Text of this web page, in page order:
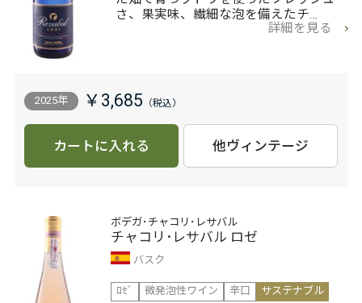
さ、果実味、繊細な泡を備えたチ…
詳細を見る
2025年 ￥3,685
カートに入れる 他ヴィンテージ
ボデガ･チャコリ･レサバル
チャコリ･レサバル ロゼ
バスク
ﾛｾﾞ
微発泡性ワイン 辛口 サステナブル